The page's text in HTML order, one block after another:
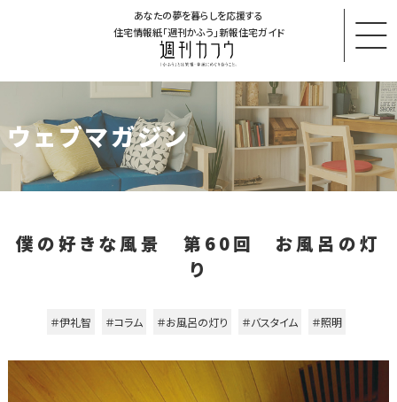
あなたの夢を暮らしを応援する
住宅情報紙「週刊かふう」新報住宅ガイド
ウェブマガジン
僕の好きな風景 第60回 お風呂の灯
り
＃伊礼智 ＃コラム ＃お風呂の灯り ＃バスタイム ＃照明